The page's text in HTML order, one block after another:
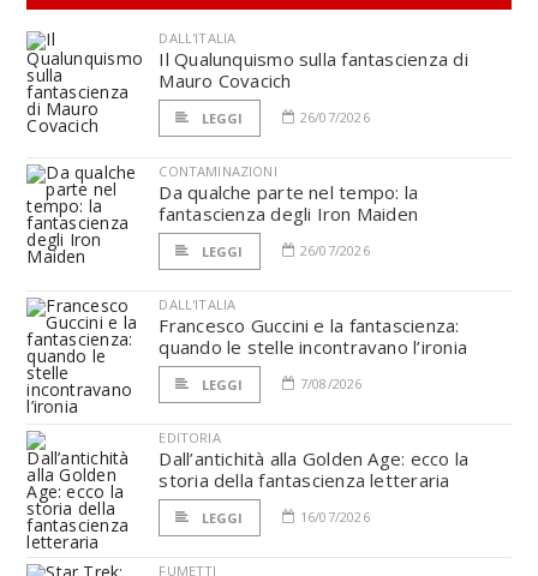
DALL'ITALIA
Il Qualunquismo sulla fantascienza di
Mauro Covacich
LEGGI 26/07/2026
CONTAMINAZIONI
Da qualche parte nel tempo: la
fantascienza degli Iron Maiden
LEGGI 26/07/2026
DALL'ITALIA
Francesco Guccini e la fantascienza:
quando le stelle incontravano l’ironia
LEGGI 7/08/2026
EDITORIA
Dall’antichità alla Golden Age: ecco la
storia della fantascienza letteraria
LEGGI 16/07/2026
FUMETTI